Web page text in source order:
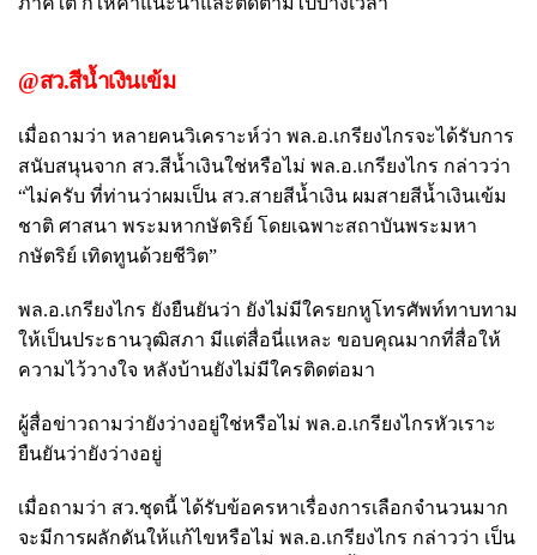
@สว.สีน้ำเงินเข้ม
เมื่อถามว่า หลายคนวิเคราะห์ว่า พล.อ.เกรียงไกรจะได้รับการ
สนับสนุนจาก สว.สีน้ำเงินใช่หรือไม่ พล.อ.เกรียงไกร กล่าวว่า
“ไม่ครับ ที่ท่านว่าผมเป็น สว.สายสีน้ำเงิน ผมสายสีน้ำเงินเข้ม
ชาติ ศาสนา พระมหากษัตริย์ โดยเฉพาะสถาบันพระมหา
กษัตริย์ เทิดทูนด้วยชีวิต”
พล.อ.เกรียงไกร ยังยืนยันว่า ยังไม่มีใครยกหูโทรศัพท์ทาบทาม
ให้เป็นประธานวุฒิสภา มีแต่สื่อนี่แหละ ขอบคุณมากที่สื่อให้
ความไว้วางใจ หลังบ้านยังไม่มีใครติดต่อมา
ผู้สื่อข่าวถามว่ายังว่างอยู่ใช่หรือไม่ พล.อ.เกรียงไกรหัวเราะ
ยืนยันว่ายังว่างอยู่
เมื่อถามว่า สว.ชุดนี้ ได้รับข้อครหาเรื่องการเลือกจำนวนมาก
จะมีการผลักดันให้แก้ไขหรือไม่ พล.อ.เกรียงไกร กล่าวว่า เป็น